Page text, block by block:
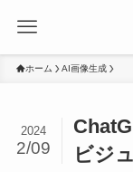
ホーム AI画像生成
ビジ
2024
2/09